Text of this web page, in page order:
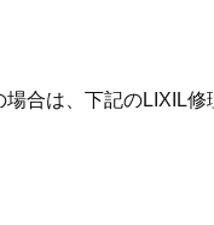
合は、下記のLIXIL修